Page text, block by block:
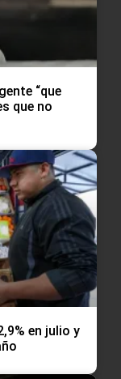
“que
que no
en julio y